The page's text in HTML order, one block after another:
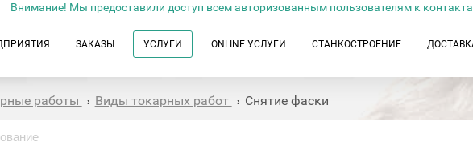
Внимание! Мы предоставили доступ всем авторизованным пользователям к
ЗАКАЗЫ УСЛУГИ ONLINE УСЛУГИ СТАНКОСТРОЕНИЕ
работы › Виды токарных работ › Снятие фаски